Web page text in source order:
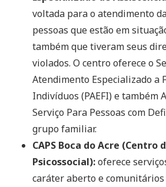
voltada para o atendimento
pessoas que estão em
também que tiveram seus
violados. O centro oferece o
Atendimento Especializado a
Indivíduos (PAEFI) e também
Serviço Para Pessoas com
grupo familiar.
CAPS Boca do Acre (Centro
Psicossocial):oferece
caráter aberto e